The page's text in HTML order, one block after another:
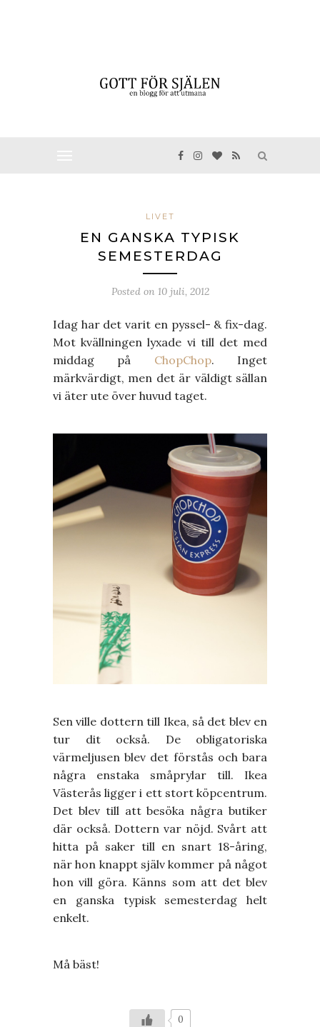
LIVET
EN GANSKA TYPISK
SEMESTERDAG
Posted on 10 juli, 2012
Idag har det varit en pyssel- & fix-dag.
Mot kvällningen lyxade vi till det med
middag på ChopChop. Inget
märkvärdigt, men det är väldigt sällan
vi äter ute över huvud taget.
Sen ville dottern till Ikea, så det blev en
tur dit också. De obligatoriska
värmeljusen blev det förstås och bara
några enstaka småprylar till. Ikea
Västerås ligger i ett stort köpcentrum.
Det blev till att besöka några butiker
där också. Dottern var nöjd. Svårt att
hitta på saker till en snart 18-åring,
när hon knappt själv kommer på något
hon vill göra. Känns som att det blev
en ganska typisk semesterdag helt
enkelt.
Må bäst!
0